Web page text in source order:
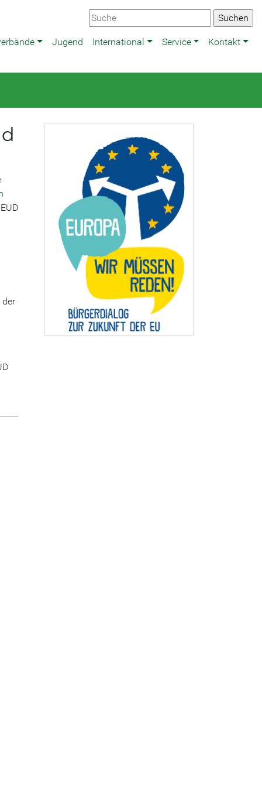
Jugend International Service Kontakt